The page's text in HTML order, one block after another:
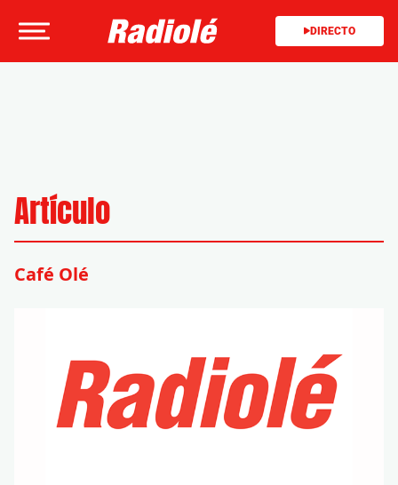
DIRECTO
Artículo
Café Olé